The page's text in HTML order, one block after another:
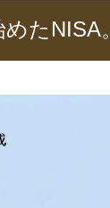
めたNISA